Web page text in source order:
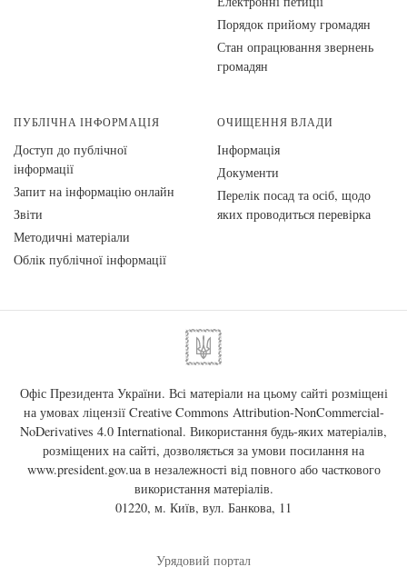
Порядок прийому громадян
Стан опрацювання звернень
громадян
ПУБЛІЧНА ІНФОРМАЦІЯ
Доступ до публічної
інформації
Запит на інформацію онлайн
Звіти
Методичні матеріали
Облік публічної інформації
ОЧИЩЕННЯ ВЛАДИ
Інформація
Документи
Перелік посад та осіб, щодо
яких проводиться перевірка
Офіс Президента України. Всі матеріали на цьому сайті розміщені
на умовах ліцензії Creative Commons Attribution-NonCommercial-
NoDerivatives 4.0 International. Використання будь-яких матеріалів,
розміщених на сайті, дозволяється за умови посилання на
www.president.gov.uaв незалежності від повного або часткового
використання матеріалів.
01220, м. Київ, вул. Банкова, 11
Урядовий портал